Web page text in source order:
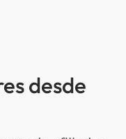
desde